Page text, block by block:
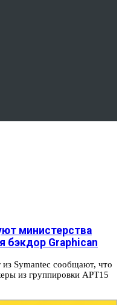
министерства
бэкдор Graphican
Symantec сообщают, что
из группировки APT15